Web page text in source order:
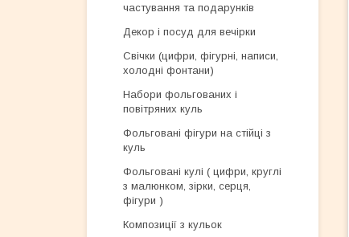
частування та подарунків
Декор і посуд для вечірки
Свічки (цифри, фігурні, написи,
холодні фонтани)
Набори фольгованих і
повітряних куль
Фольговані фігури на стійці з
куль
Фольговані кулі ( цифри, круглі
з малюнком, зірки, серця,
фігури )
Композиції з кульок